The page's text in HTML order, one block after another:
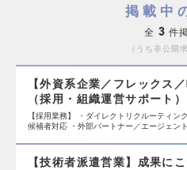
掲載中
全 3 件
うち非公開
【外資系企業／フレックス
（採用・組織運営サポート）
【採用業務】 ・ダイレクトリクルーティン
候補者対応 ・外部パートナー／エージェン
【技術者派遣営業】成果に